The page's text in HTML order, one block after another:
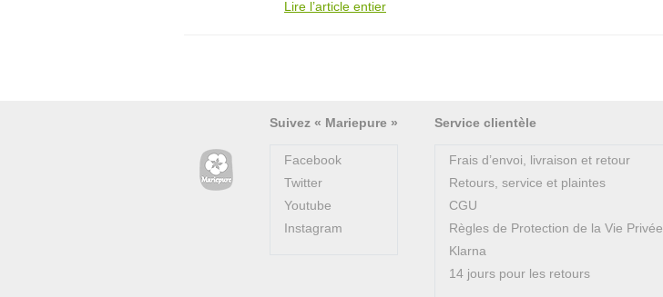
Lire l’article entier
Suivez « Mariepure »
Facebook
Twitter
Youtube
Instagram
Service clientèle
Frais d’envoi, livraison et retour
Retours, service et plaintes
CGU
Règles de Protection de la Vie Privée
Klarna
14 jours pour les retours